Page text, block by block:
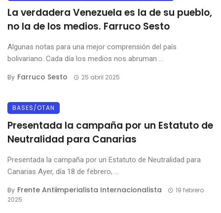
La verdadera Venezuela es la de su pueblo,
no la de los medios. Farruco Sesto
Algunas notas para una mejor comprensión del país
bolivariano. Cada día los medios nos abruman ...
By Farruco Sesto 25 abril 2025
BASES/OTAN
Presentada la campaña por un Estatuto de
Neutralidad para Canarias
Presentada la campaña por un Estatuto de Neutralidad para
Canarias Ayer, día 18 de febrero, ...
By Frente Antiimperialista Internacionalista
19 febrero
2025